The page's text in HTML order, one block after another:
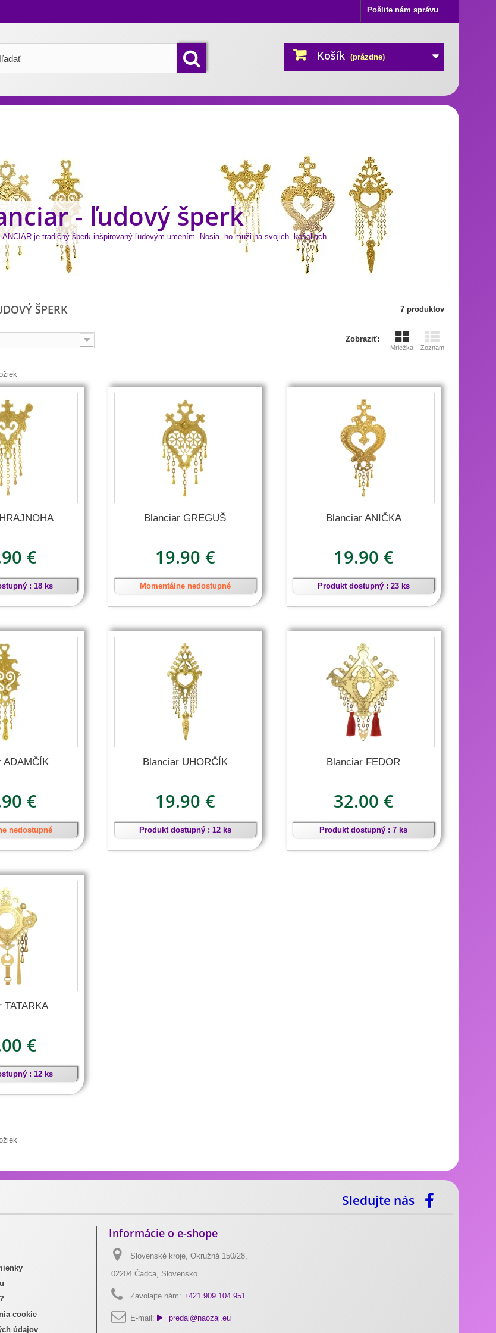
Pošlite nám správu
Košík (prázdne)
- ľudový šperk
je tradičný šperk inšpirovaný ľudovým umením. Nosia ho muži na svojich košeliach.
ŠPERK 7 produktov
Zobraziť:
Mriežka Zoznam
€
: 18 ks
Blanciar GREGUŠ
19.90 €
Momentálne nedostupné
Blanciar ANIČKA
19.90 €
Produkt dostupný : 23 ks
ADAMČÍK
€
nedostupné
Blanciar UHORČÍK
19.90 €
Produkt dostupný : 12 ks
Blanciar FEDOR
32.00 €
Produkt dostupný : 7 ks
TATARKA
€
: 12 ks
Sledujte nás
cookie
údajov
Informácie o e-shope
Slovenské kroje, Okružná 150/28,
02204 Čadca, Slovensko
Zavolajte nám: +421 909 104 951
E-mail: predaj@naozaj.eu